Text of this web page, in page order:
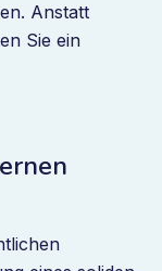
Anstatt
Sie ein